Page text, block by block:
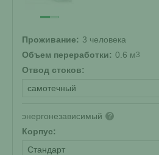
Проживание: 3 человека
Объем переработки: 0.6 м3
Отвод стоков:
самотечный
энергонезависимый ?
Корпус:
Стандарт